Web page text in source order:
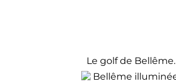
Le golf de Bellême.